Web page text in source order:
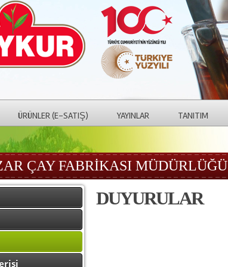
ÜRÜNLER (E-SATIŞ) YAYINLAR TANITIM
ÇAY FABRİKASI MÜDÜRLÜĞÜ
DUYURULAR